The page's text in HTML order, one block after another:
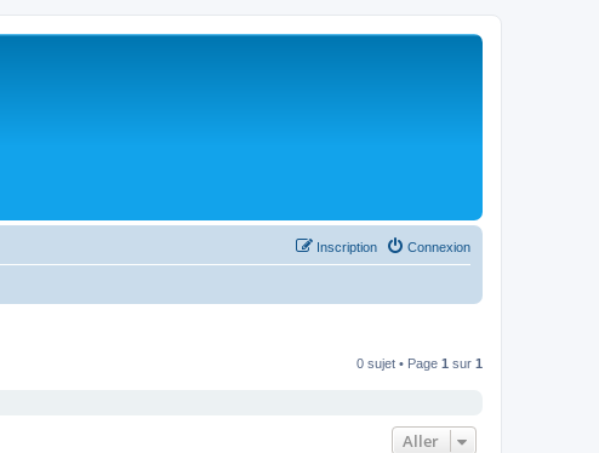
Connexion
Inscription
0 sujet • Page 1 sur 1
Aller